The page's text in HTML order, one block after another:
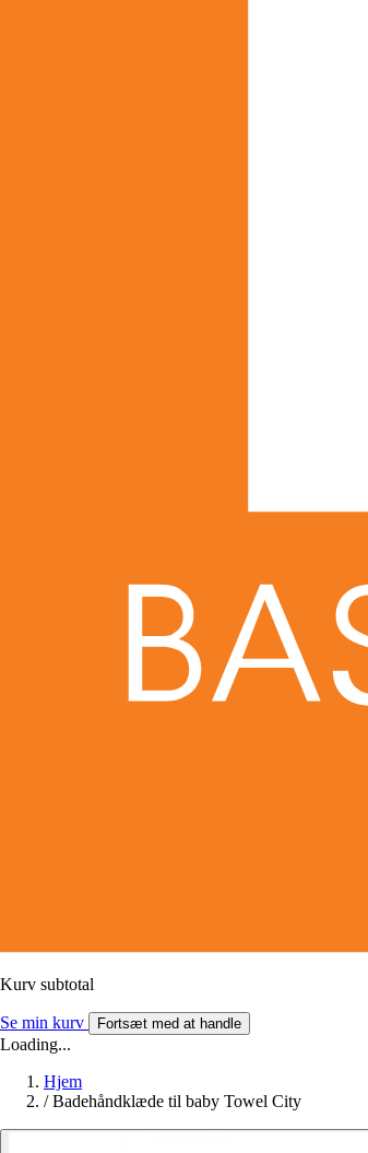
Kurv subtotal
Se min kurv Fortsæt med at handle
Loading...
Hjem
/ Badehåndklæde til baby Towel City